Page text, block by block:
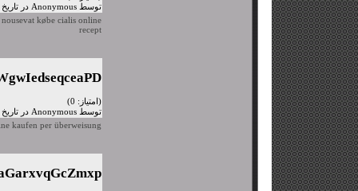
توسط Anonymous در تاریخ سه شنبه، ۲۷ مهر ۱۳۹۵
købe cialis online
recept
(امتیاز: 0)
توسط Anonymous در تاریخ سه شنبه، ۲۷ مهر ۱۳۹۵
kaufen per überweisung